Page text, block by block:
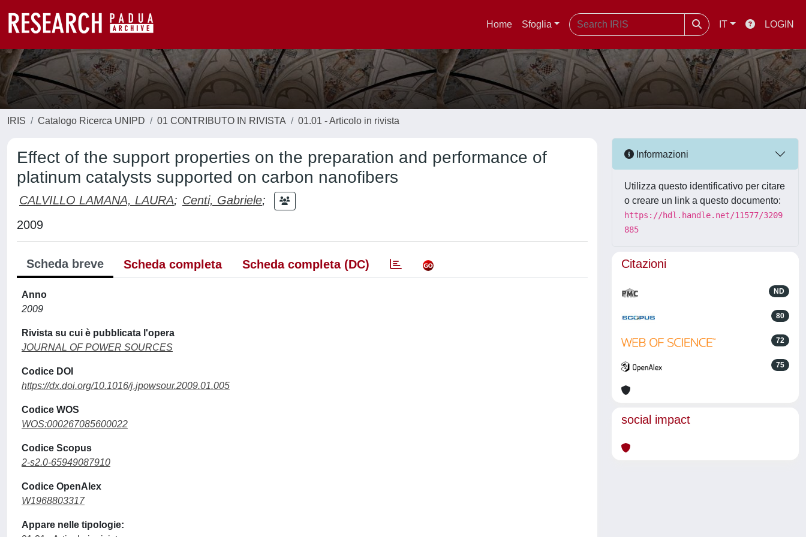
Home Sfoglia IT LOGIN
IRIS Catalogo Ricerca UNIPD 01 CONTRIBUTO IN RIVISTA 01.01 - Articolo in rivista
Effect of the support properties on the preparation and performance of
platinum catalysts supported on carbon nanofibers
CALVILLO LAMANA, LAURA; Centi, Gabriele;
2009
Scheda breve Scheda completa Scheda completa (DC)
Anno
2009
Rivista su cui è pubblicata l'opera
JOURNAL OF POWER SOURCES
Codice DOI
https://dx.doi.org/10.1016/j.jpowsour.2009.01.005
Codice WOS
WOS:000267085600022
Codice Scopus
2-s2.0-65949087910
Codice OpenAlex
W1968803317
Appare nelle tipologie:
Informazioni
Utilizza questo identificativo per citare
o creare un link a questo documento:
https://hdl.handle.net/11577/3209
885
Citazioni
ND
80
72
75
social impact